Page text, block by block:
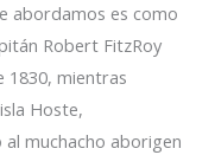
abordamos es como
Robert FitzRoy
1830, mientras
Hoste,
muchacho aborigen